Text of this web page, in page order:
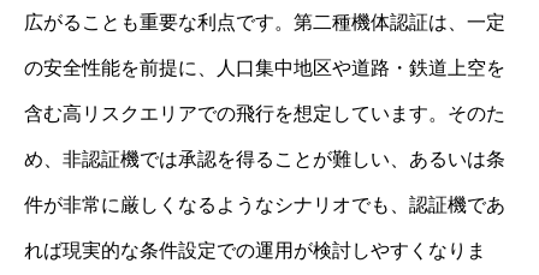
広がることも重要な利点です。第二種機体認証は、一定
の安全性能を前提に、人口集中地区や道路・鉄道上空を
含む高リスクエリアでの飛行を想定しています。そのた
め、非認証機では承認を得ることが難しい、あるいは条
件が非常に厳しくなるようなシナリオでも、認証機であ
れば現実的な条件設定での運用が検討しやすくなりま